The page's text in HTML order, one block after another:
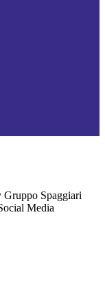
Gruppo Spaggiari
Media